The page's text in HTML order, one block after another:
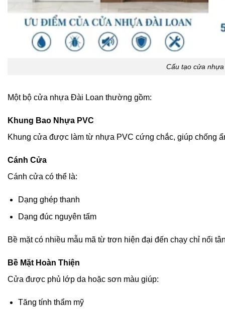
Cấu tạo cửa
Một bộ cửa nhựa Đài Loan thường gồm:
Khung Bao Nhựa PVC
Khung cửa được làm từ nhựa PVC cứng chắc, giúp chống
Cánh Cửa
Cánh cửa có thể là:
Dạng ghép thanh
Dạng đúc nguyên tấm
Bề mặt có nhiều mẫu mã từ trơn hiện đại đến chạy chỉ nổi
Bề Mặt Hoàn Thiện
Cửa được phủ lớp da hoặc sơn màu giúp:
Tăng tính thẩm mỹ